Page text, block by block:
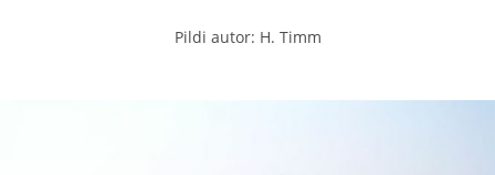
Pildi autor: H. Timm